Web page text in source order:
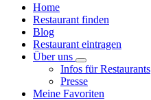
Home
Restaurant finden
Blog
Restaurant eintragen
Über uns
Infos für Restaurants
Presse
Meine Favoriten